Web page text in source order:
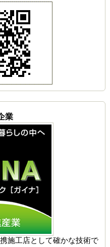
業
施工店として確かな技術で